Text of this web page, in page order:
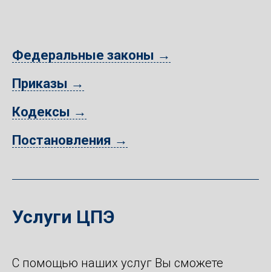
Перечень нормативных правовых актов Российской
внешнеэкономическую деятельность
Федеральные законы →
Приказы →
Кодексы →
Постановления →
Услуги ЦПЭ
С помощью наших услуг Вы сможете